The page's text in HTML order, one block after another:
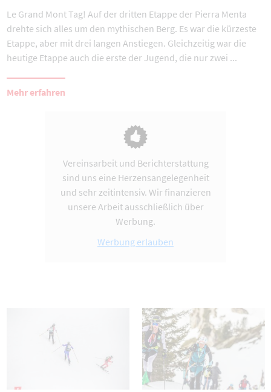
Le Grand Mont Tag! Auf der dritten Etappe der Pierra Menta
drehte sich alles um den mythischen Berg. Es war die kürzeste
Etappe, aber mit drei langen Anstiegen. Gleichzeitig war die
heutige Etappe auch die erste der Jugend, die nur zwei ...
Mehr erfahren
Vereinsarbeit und Berichterstattung
sind uns eine Herzensangelegenheit
und sehr zeitintensiv. Wir finanzieren
unsere Arbeit ausschließlich über
Werbung.
Werbung erlauben